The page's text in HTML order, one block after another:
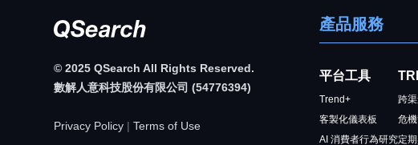
© 2025 QSearch All Rights Reserved.
數解人意科技股份有限公司 (54776394)
Privacy Policy | Terms of Use
產品服務
平台工具
Trend+
客製化儀表板
AI 消費者行為研究
跨
危
定